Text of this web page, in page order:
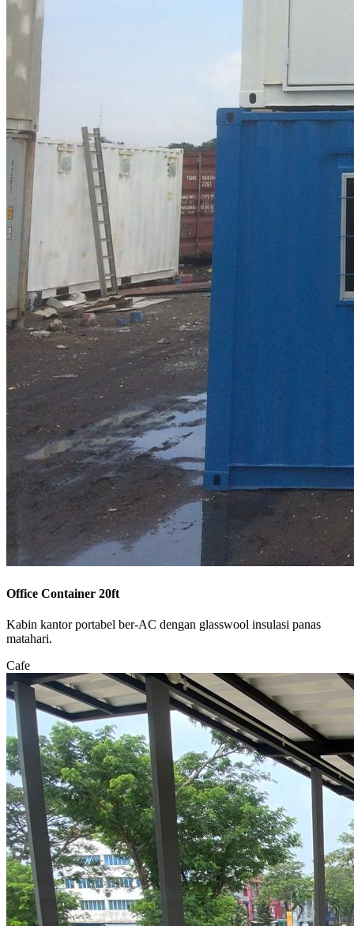
Office Container 20ft
Kabin kantor portabel ber-AC dengan glasswool insulasi panas
matahari.
Cafe